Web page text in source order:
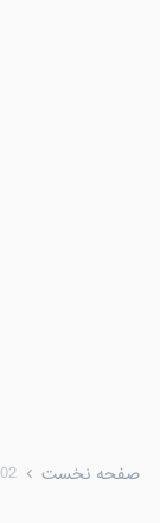
صفحه نخست